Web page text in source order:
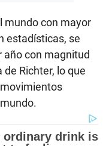
mundo con mayor
estadísticas, se
año con magnitud
Richter, lo que